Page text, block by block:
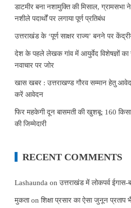
डाटमीर बना नशामुक्ति की मिसाल,
नशीले पदार्थों पर लगाया पूर्ण प्रतिबंध
उत्तराखंड के ‘पूर्ण साक्षर राज्य’ बनने पर
देश के पहले लेखक गांव में आयुर्वेद विशेषज्ञों का
नवाचार पर जोर
खास खबर : उत्तराखण्ड गौरव सम्मान हेतु
करें आवेदन
फिर महकेगी दून बासमती की खुशबू: 160
की जिम्मेदारी
RECENT COMMENTS
Lashaunda onउत्तराखंड में लोकपर्व ईगास-
मुकताonशिक्षा प्रसार का ऐसा जुनून प्रताप